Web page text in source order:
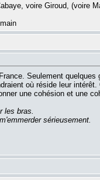
voire Giroud, (voire
Seulement quelques
où réside leur
une cohésion et une
les bras.
sérieusement.